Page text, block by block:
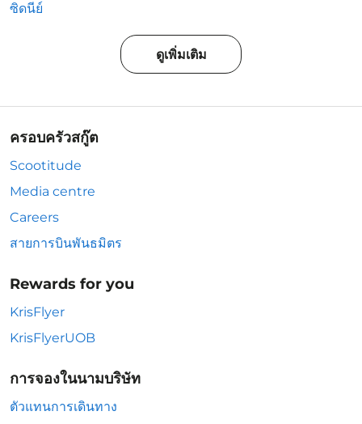
ซิดนีย์
ดูเพิ่มเติม
ครอบครัวสกู๊ต
Scootitude
Media centre
Careers
สายการบินพันธมิตร
Rewards for you
KrisFlyer
KrisFlyerUOB
การจองในนามบริษัท
ตัวแทนการเดินทาง